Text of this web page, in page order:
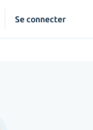
Se connecter